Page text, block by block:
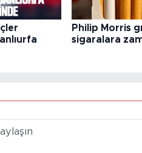
Philip Morris
sigaralara